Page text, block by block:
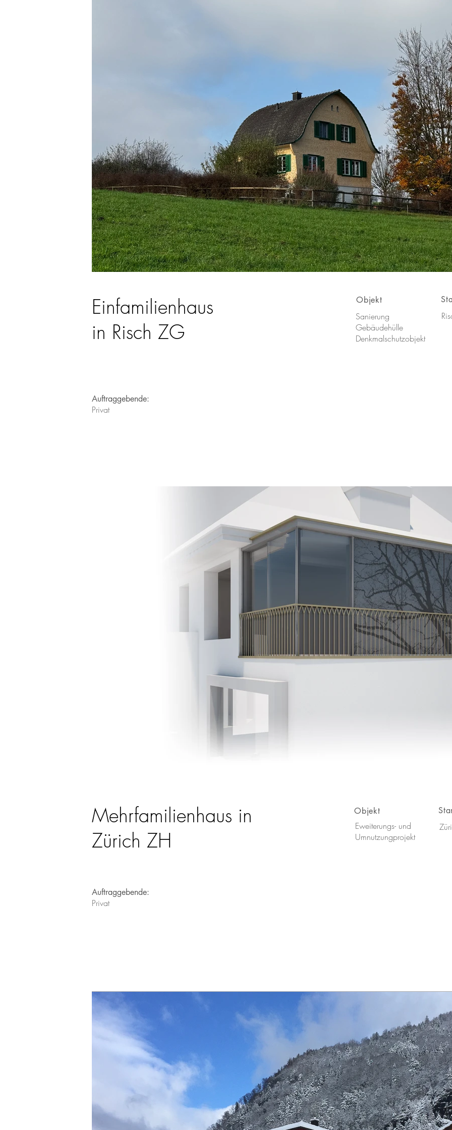
Einfamilienhaus
in Risch ZG
Sanierung
Gebäudehülle
Denkmalschutzobjekt
Auftraggebende:
Privat
Objekt
Objekt
Nutzungsstudie-einfamilienhaus-villa-zuerich-peter-moor-
Mehrfamilienhaus in
Zürich ZH
Auftraggebende:
Privat
Eweiterungs- und
Umnutzungprojekt